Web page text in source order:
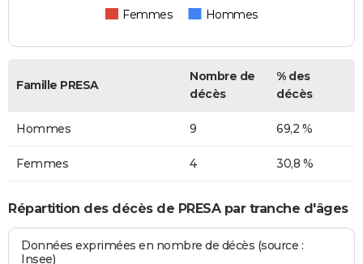
Femmes Hommes
Famille PRESA
Nombre de
décès
% des
décès
Hommes 9 69,2 %
Femmes 4 30,8 %
Répartition des décès de PRESA par tranche d'âges
Données exprimées en nombre de décès (source :
Insee)